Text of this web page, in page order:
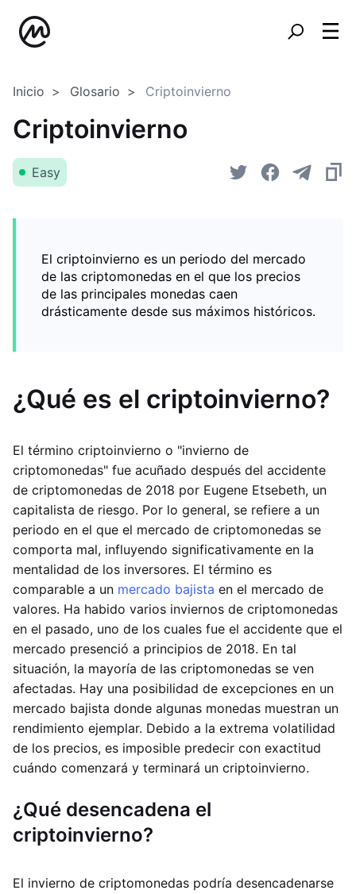
Inicio Glosario Criptoinvierno
Criptoinvierno
Easy
El criptoinvierno es un periodo del mercado
de las criptomonedas en el que los precios
de las principales monedas caen
drásticamente desde sus máximos históricos.
¿Qué es el criptoinvierno?
El término criptoinvierno o "invierno de
criptomonedas" fue acuñado después del accidente
de criptomonedas de 2018 por Eugene Etsebeth, un
capitalista de riesgo. Por lo general, se refiere a un
periodo en el que el mercado de criptomonedas se
comporta mal, influyendo significativamente en la
mentalidad de los inversores. El término es
comparable a un mercado bajista en el mercado de
valores. Ha habido varios inviernos de criptomonedas
en el pasado, uno de los cuales fue el accidente que el
mercado presenció a principios de 2018. En tal
situación, la mayoría de las criptomonedas se ven
afectadas. Hay una posibilidad de excepciones en un
mercado bajista donde algunas monedas muestran un
rendimiento ejemplar. Debido a la extrema volatilidad
de los precios, es imposible predecir con exactitud
cuándo comenzará y terminará un criptoinvierno.
¿Qué desencadena el
criptoinvierno?
El invierno de criptomonedas podría desencadenarse